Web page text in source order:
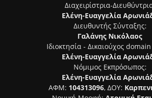
Διαχειρίστρια-
Ελένη-Ευαγγελία
Διευθυντής Σύνταξης:
Γαλάνης Νικόλαος
Ιδιοκτησία - Δικαιούχος
Ελένη-Ευαγγελία
Νόμιμος Εκπρόσωπος:
Ελένη-Ευαγγελία
ΑΦΜ: 104313096, ΔΟΥ: